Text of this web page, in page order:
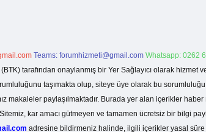
Teams: forumhizmeti@gmail.com Whatsapp: 0262
tarafından onaylanmış bir Yer Sağlayıcı olarak
taşımakta olup, siteye üye olarak bu
makaleler paylaşılmaktadır. Burada yer alan içerikler
kar amacı gütmeyen ve tamamen ücretsiz bir bilgi
adresine bildirmeniz halinde, ilgili içerikler yasal süre